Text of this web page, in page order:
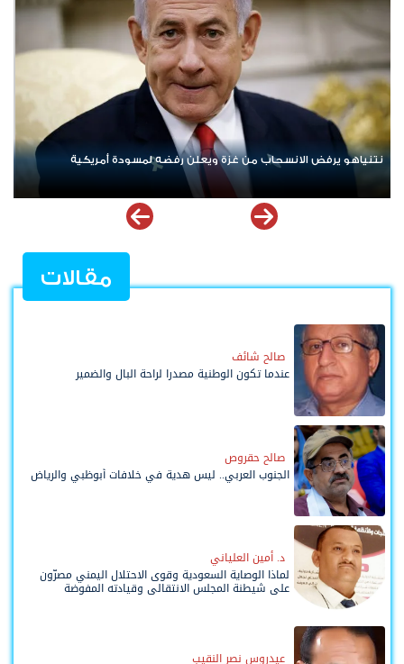
ردا على «خروقات» حزب الله.. إسرائيل تشن ضربات على جنوب لبنان
مقالات
صالح شائف
عندما تكون الوطنية مصدرا لراحة البال والضمير
صالح حقروص
الجنوب العربي.. ليس هدية في خلافات أبوظبي والرياض
د. أمين العلياني
لماذا الوصاية السعودية وقوى الاحتلال اليمني مصرّون
على شيطنة المجلس الانتقالي وقيادته المفوضة
عيدروس نصر النقيب